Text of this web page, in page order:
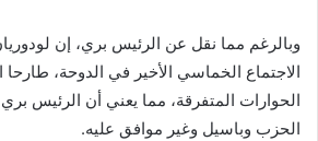
وبالرغم مما نقل عن الرئيس بري، إن
الاجتماع الخماسي الأخير في الدوحة،
الحوارات المتفرقة، مما يعني أن الرئيس
الحزب وباسيل وغير موافق عليه.